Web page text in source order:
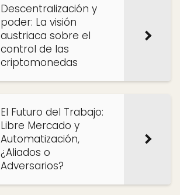
Descentralización y
poder: La visión
austriaca sobre el
control de las
criptomonedas
El Futuro del Trabajo:
Libre Mercado y
Automatización,
¿Aliados o
Adversarios?